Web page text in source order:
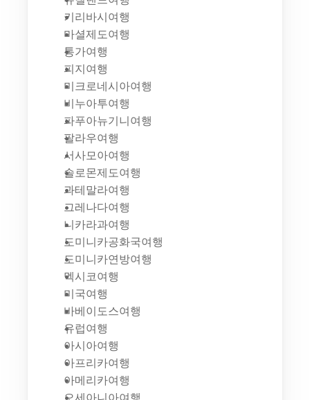
키리바시여행
마셜제도여행
통가여행
피지여행
미크로네시아여행
비누아투여행
파푸아뉴기니여행
팔라우여행
서사모아여행
솔로몬제도여행
과테말라여행
그레나다여행
니카라과여행
도미니카공화국여행
도미니카연방여행
멕시코여행
미국여행
바베이도스여행
유럽여행
아시아여행
아프리카여행
아메리카여행
오세아니아여행